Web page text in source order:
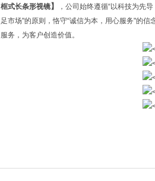
框式长条形视镜】
，公司始终遵循“以科技为先
足市场"的原则，恪守“诚信为本，用心服务"的
服务，为客户创造价值。